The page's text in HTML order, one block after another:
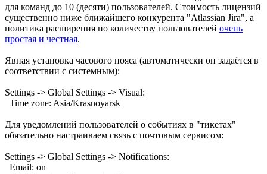
для команд до 10 (десяти) пользователей. Стоимость лицензий
существенно ниже ближайшего конкурента "Atlassian Jira", а
политика расширения по количеству пользователей очень
простая и честная.
Явная установка часового пояса (автоматически он задаётся в
соответствии с системным):
Settings -> Global Settings -> Visual:
Time zone: Asia/Krasnoyarsk
Для уведомлений пользователей о событиях в "тикетах"
обязательно настраиваем связь с почтовым сервисом:
Settings -> Global Settings -> Notifications:
Email: on